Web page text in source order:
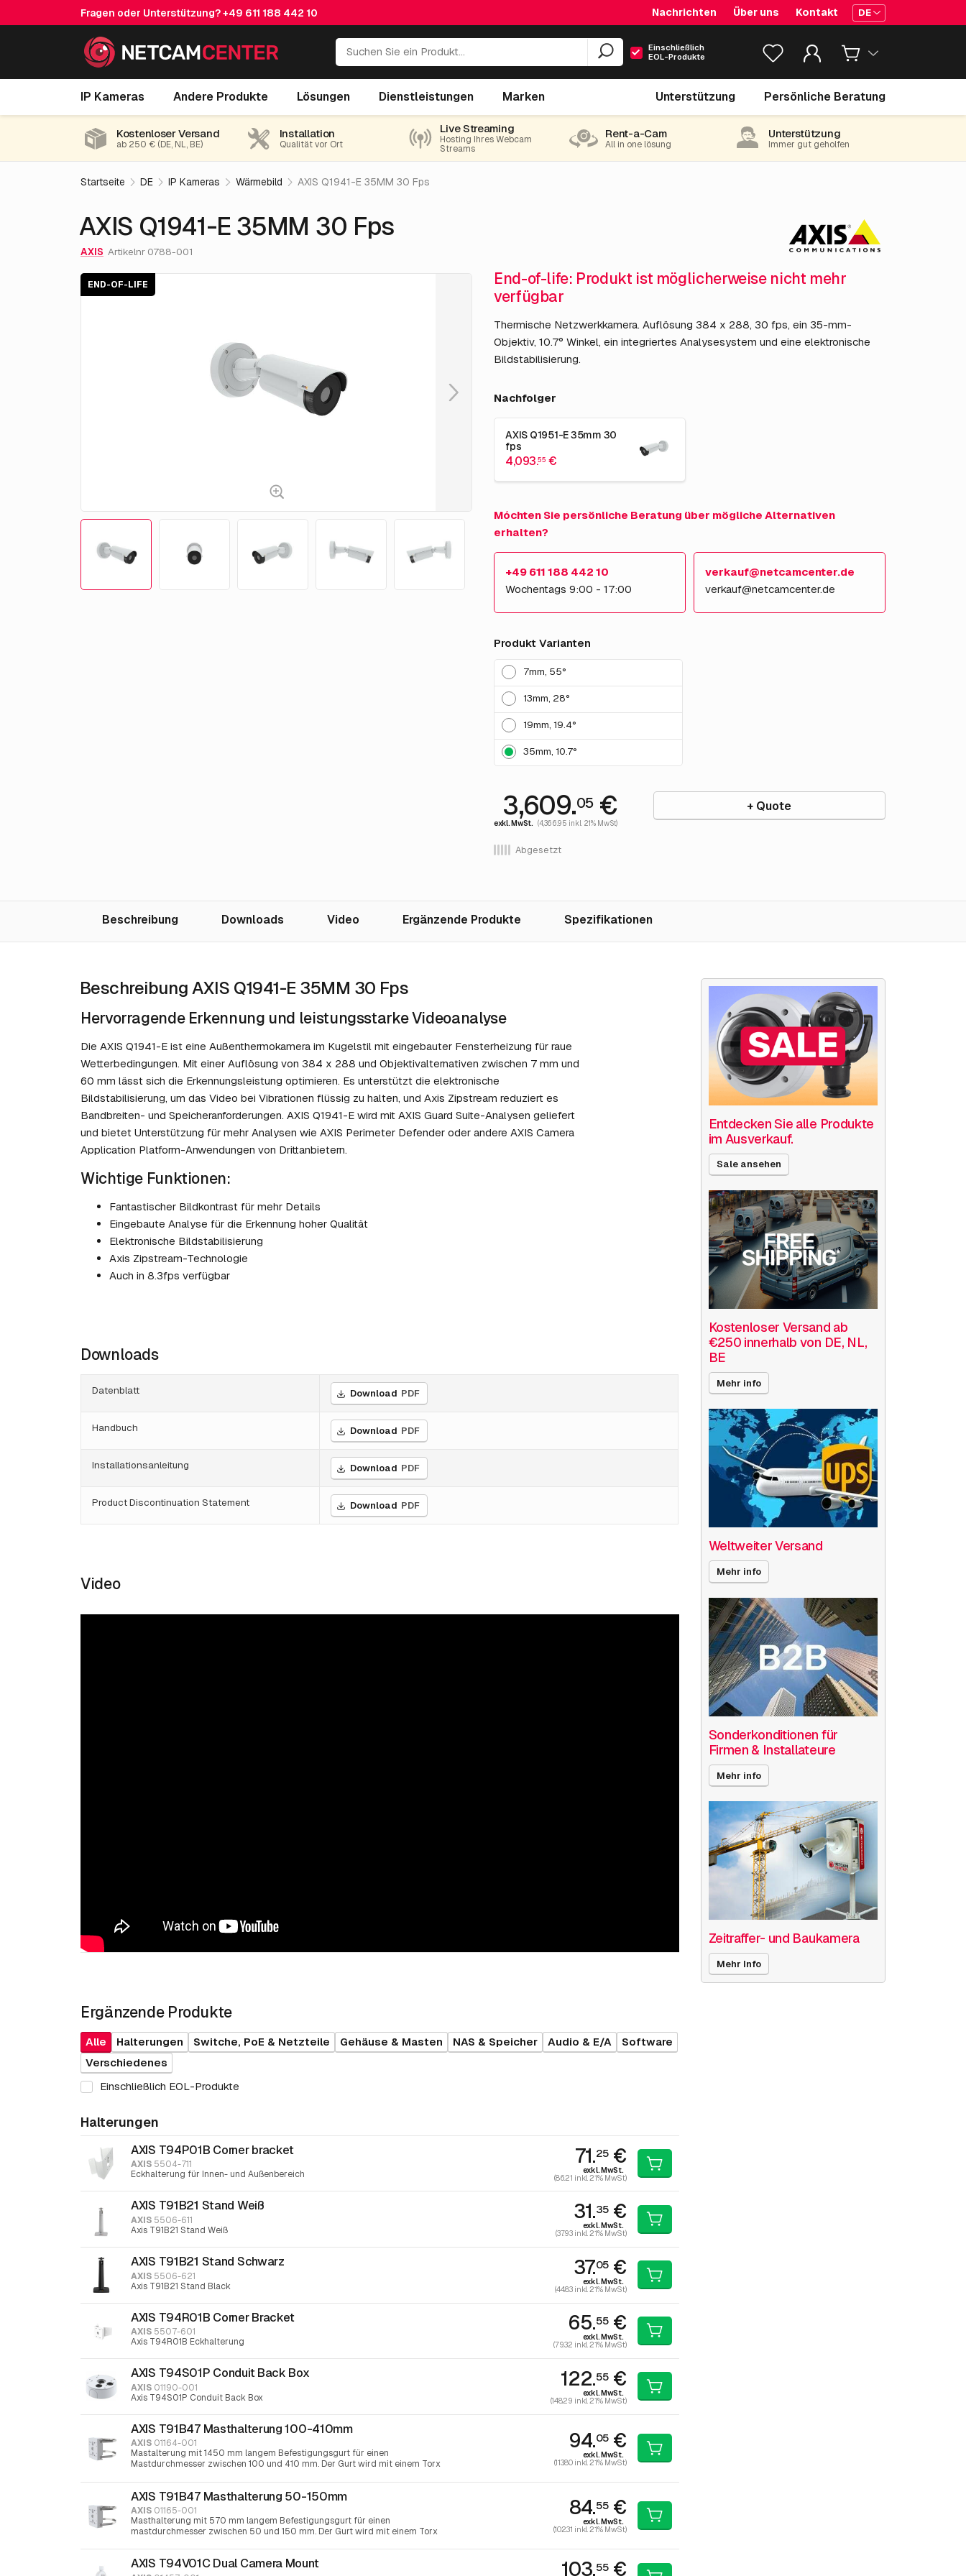
Fragen oder Unterstützung?+49 611 188 442 10 Nachrichten Über uns Kontakt DE
Einschließlich
EOL-Produkte
IP Kameras Andere Produkte Lösungen Dienstleistungen Marken Unterstützung Persönliche Beratung
AXIS Q1941-E 35MM 30 Fps End-of-life 3,609.05 €
Kostenloser Versand
ab 250 € (DE, NL, BE)
Installation
Qualität vor Ort
Live Streaming
Hosting Ihres Webcam
Streams
Rent-a-Cam
All in one lösung
Unterstützung
Immer gut geholfen
Startseite DE IP Kameras Wärmebild AXIS Q1941-E 35MM 30 Fps
AXIS Q1941-E 35MM 30 Fps
AXIS Artikelnr 0788-001
END-OF-LIFE
End-of-life: Produkt ist möglicherweise nicht mehr
verfügbar
Thermische Netzwerkkamera. Auflösung 384 x 288, 30 fps, ein 35-mm-
Objektiv, 10.7° Winkel, ein integriertes Analysesystem und eine elektronische
Bildstabilisierung.
Nachfolger
AXIS Q1951-E 35mm 30
fps
4,093.55 €
Móchten Sie persönliche Beratung über mögliche Alternativen
erhalten?
+49 611 188 442 10
Wochentags 9:00 - 17:00
verkauf@netcamcenter.de
verkauf@netcamcenter.de
Produkt Varianten
7mm, 55°
13mm, 28°
19mm, 19.4°
35mm, 10.7°
3,609.05€
exkl. MwSt. (4,366.95 inkl. 21% MwSt)
Abgesetzt
+ Quote
Beschreibung Downloads Video Ergänzende Produkte Spezifikationen
Beschreibung AXIS Q1941-E 35MM 30 Fps
Hervorragende Erkennung und leistungsstarke Videoanalyse
Die AXIS Q1941-E ist eine Außenthermokamera im Kugelstil mit eingebauter Fensterheizung für raue
Wetterbedingungen. Mit einer Auflösung von 384 x 288 und Objektivalternativen zwischen 7 mm und
60 mm lässt sich die Erkennungsleistung optimieren. Es unterstützt die elektronische
Bildstabilisierung, um das Video bei Vibrationen flüssig zu halten, und Axis Zipstream reduziert es
Bandbreiten- und Speicheranforderungen. AXIS Q1941-E wird mit AXIS Guard Suite-Analysen geliefert
und bietet Unterstützung für mehr Analysen wie AXIS Perimeter Defender oder andere AXIS Camera
Application Platform-Anwendungen von Drittanbietern.
Wichtige Funktionen:
Fantastischer Bildkontrast für mehr Details
Eingebaute Analyse für die Erkennung hoher Qualität
Elektronische Bildstabilisierung
Axis Zipstream-Technologie
Auch in 8.3fps verfügbar
Downloads
Datenblatt Download PDF
Handbuch Download PDF
Installationsanleitung Download PDF
Product Discontinuation Statement Download PDF
Video
Ergänzende Produkte
Alle Halterungen Switche, PoE & Netzteile Gehäuse & Masten NAS & Speicher Audio & E/A
Software
Verschiedenes
Einschließlich EOL-Produkte
Halterungen
AXIS T94P01B Corner bracket
AXIS 5504-711
Eckhalterung für Innen- und Außenbereich
71.25 €
exkl. MwSt.
(86.21 inkl. 21% MwSt)
AXIS T91B21 Stand Weiß
AXIS 5506-611
Axis T91B21 Stand Weiß
31.35 €
exkl. MwSt.
(37.93 inkl. 21% MwSt)
AXIS T91B21 Stand Schwarz
AXIS 5506-621
Axis T91B21 Stand Black
37.05 €
exkl. MwSt.
(44.83 inkl. 21% MwSt)
AXIS T94R01B Corner Bracket
AXIS 5507-601
Axis T94R01B Eckhalterung
65.55 €
exkl. MwSt.
(79.32 inkl. 21% MwSt)
AXIS T94S01P Conduit Back Box
AXIS 01190-001
Axis T94S01P Conduit Back Box
122.55 €
exkl. MwSt.
(148.29 inkl. 21% MwSt)
AXIS T91B47 Masthalterung 100-410mm
AXIS 01164-001
Mastalterung mit 1450 mm langem Befestigungsgurt für einen
Mastdurchmesser zwischen 100 und 410 mm. Der Gurt wird mit einem Torx
94.05 €
exkl. MwSt.
(113.80 inkl. 21% MwSt)
AXIS T91B47 Masthalterung 50-150mm
AXIS 01165-001
Masthalterung mit 570 mm langem Befestigungsgurt für einen
mastdurchmesser zwischen 50 und 150 mm. Der Gurt wird mit einem Torx
84.55 €
exkl. MwSt.
(102.31 inkl. 21% MwSt)
AXIS T94V01C Dual Camera Mount 103.55 €
Entdecken Sie alle Produkte
im Ausverkauf.
Sale ansehen
Kostenloser Versand ab
€250 innerhalb von DE, NL,
BE
Mehr info
Weltweiter Versand
Mehr info
Sonderkonditionen für
Firmen & Installateure
Mehr info
Zeitraffer- und Baukamera
Mehr Info